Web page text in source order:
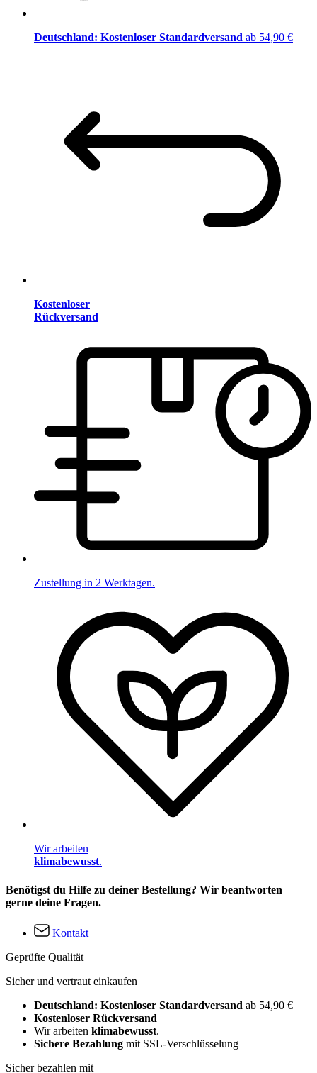
Deutschland: Kostenloser Standardversand ab 54,90 €
Kostenloser
Rückversand
Zustellung in 2 Werktagen.
Wir arbeiten
klimabewusst.
Benötigst du Hilfe zu deiner Bestellung? Wir beantworten
gerne deine Fragen.
Kontakt
Geprüfte Qualität
Sicher und vertraut einkaufen
Deutschland: Kostenloser Standardversand ab 54,90 €
Kostenloser Rückversand
Wir arbeiten klimabewusst.
Sichere Bezahlung mit SSL-Verschlüsselung
Sicher bezahlen mit